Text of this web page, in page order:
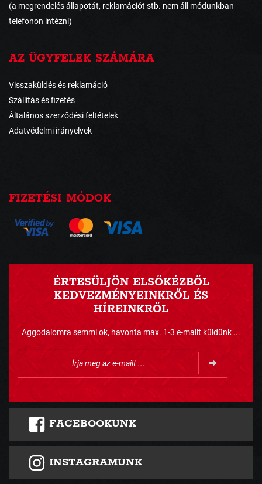
(a megrendelés állapotát, reklamációt stb. nem áll módunkban
telefonon intézni)
AZ ÜGYFELEK SZÁMÁRA
Visszaküldés és reklamáció
Szállítás és fizetés
Általános szerződési feltételek
Adatvédelmi irányelvek
FIZETÉSI MÓDOK
ÉRTESÜLJÖN ELSŐKÉZBŐL
KEDVEZMÉNYEINKRŐL ÉS
HÍREINKRŐL
Aggodalomra semmi ok, havonta max. 1-3 e-mailt küldünk ...
FACEBOOKUNK
INSTAGRAMUNK